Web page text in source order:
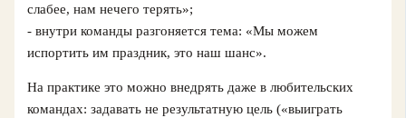
слабее, нам нечего терять»;
- внутри команды разгоняется тема: «Мы можем
испортить им праздник, это наш шанс».
На практике это можно внедрять даже в любительских
командах: задавать не результатную цель («выиграть